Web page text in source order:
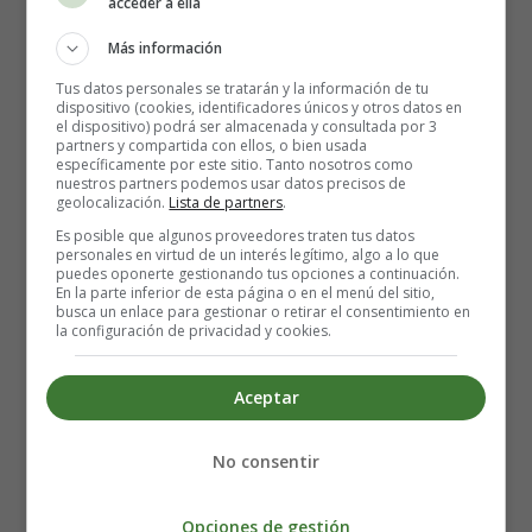
Elaboración del Estofado de Carne
de vaca:
oliva virgen extra y dora la carne para darle un poco de
Más información
Tus datos personales se tratarán y la información de tu
dispositivo (cookies, identificadores únicos y otros datos en
el dispositivo) podrá ser almacenada y consultada por 3
partners y compartida con ellos, o bien usada
específicamente por este sitio. Tanto nosotros como
nuestros partners podemos usar datos precisos de
geolocalización. Lista de partners.
Es posible que algunos proveedores traten tus datos
personales en virtud de un interés legítimo, algo a lo que
puedes oponerte gestionando tus opciones a continuación.
En la parte inferior de esta página o en el menú del sitio,
busca un enlace para gestionar o retirar el consentimiento en
la configuración de privacidad y cookies.
Aceptar
No consentir
Opciones de gestión